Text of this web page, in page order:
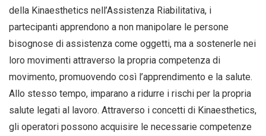
della Kinaesthetics nell’Assistenza Riabilitativa, i
partecipanti apprendono a non manipolare le persone
bisognose di assistenza come oggetti, ma a sostenerle nei
loro movimenti attraverso la propria competenza di
movimento, promuovendo così l’apprendimento e la salute.
Allo stesso tempo, imparano a ridurre i rischi per la propria
salute legati al lavoro. Attraverso i concetti di Kinaesthetics,
gli operatori possono acquisire le necessarie competenze